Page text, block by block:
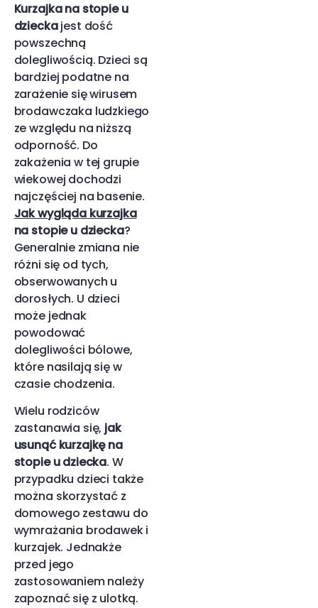
Kurzajka na stopie u
dzieckajest dość
powszechną
dolegliwością. Dzieci są
bardziej podatne na
zarażenie się wirusem
brodawczaka ludzkiego
ze względu na niższą
odporność. Do
zakażenia w tej grupie
wiekowej dochodzi
najczęściej na basenie.
Jak wygląda kurzajka
na stopie u dziecka?
Generalnie zmiana nie
różni się od tych,
obserwowanych u
dorosłych. U dzieci
może jednak
powodować
dolegliwości bólowe,
które nasilają się w
czasie chodzenia.
Wielu rodziców
zastanawia się, jak
usunąć kurzajkę na
stopie u dziecka. W
przypadku dzieci także
można skorzystać z
domowego zestawu do
wymrażania brodawek i
kurzajek. Jednakże
przed jego
zastosowaniem należy
zapoznać się z ulotką.